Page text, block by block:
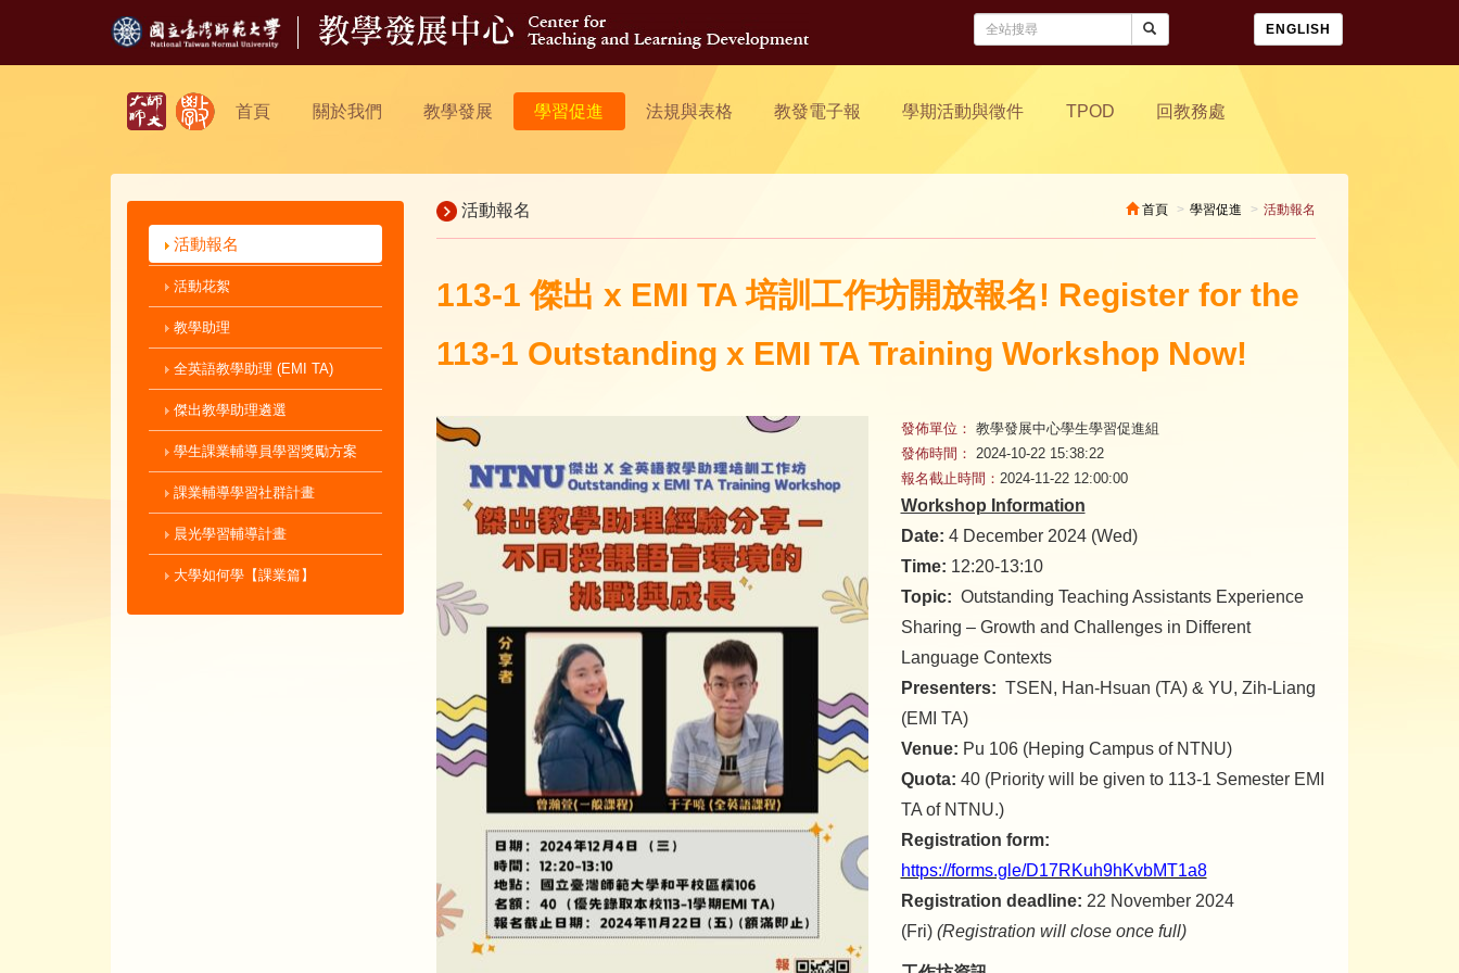
ENGLISH
首頁 關於我們 教學發展 學習促進 法規與表格 教發電子報 學期活動與徵件 TPOD 回教務處
活動報名
活動花絮
教學助理
全英語教學助理 (EMI TA)
傑出教學助理遴選
學生課業輔導員學習獎勵方案
課業輔導學習社群計畫
晨光學習輔導計畫
大學如何學【課業篇】
活動報名 首頁 學習促進 活動報名
113-1 傑出 x EMI TA 培訓工作坊開放報名! Register for the
113-1 Outstanding x EMI TA Training Workshop Now!
發佈單位： 教學發展中心學生學習促進組
發佈時間： 2024-10-22 15:38:22
報名截止時間： 2024-11-22 12:00:00
Workshop Information
Date: 4 December 2024 (Wed)
Time: 12:20-13:10
Topic: Outstanding Teaching Assistants Experience
Sharing – Growth and Challenges in Different
Language Contexts
Presenters: TSEN, Han-Hsuan (TA) & YU, Zih-Liang
(EMI TA)
Venue: Pu 106 (Heping Campus of NTNU)
Quota: 40 (Priority will be given to 113-1 Semester EMI
TA of NTNU.)
Registration form:
https://forms.gle/D17RKuh9hKvbMT1a8
Registration deadline: 22 November 2024
(Fri) (Registration will close once full)